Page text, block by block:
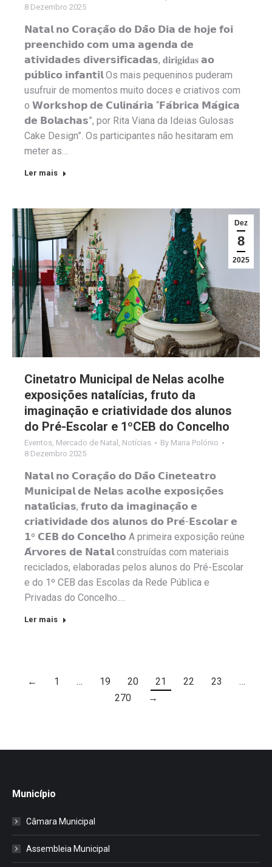
8 Dezembro 2025
𝗡𝗮𝘁𝗮𝗹 𝗻𝗼 𝗖𝗼𝗿𝗮𝗰̧𝗮̃𝗼 𝗱𝗼 𝗗𝗮̃𝗼 𝗗𝗶𝗮 𝗱𝗲 𝗵𝗼𝗷𝗲 𝗳𝗼𝗶
𝗽𝗿𝗲𝗲𝗻𝗰𝗵𝗶𝗱𝗼 𝗰𝗼𝗺 𝘂𝗺𝗮 𝗮𝗴𝗲𝗻𝗱𝗮 𝗱𝗲
𝗮𝘁𝗶𝘃𝗶𝗱𝗮𝗱𝗲𝘀 𝗱𝗶𝘃𝗲𝗿𝘀𝗶𝗳𝗶𝗰𝗮𝗱𝗮𝘀, 𝐝𝐢𝐫𝐢𝐠𝐢𝐝𝐚𝐬 𝗮𝗼
𝗽𝘂́𝗯𝗹𝗶𝗰𝗼 𝗶𝗻𝗳𝗮𝗻𝘁𝗶𝗹 Os mais pequeninos puderam
usufruir de momentos muito doces e criativos com
o 𝗪𝗼𝗿𝗸𝘀𝗵𝗼𝗽 𝗱𝗲 𝗖𝘂𝗹𝗶𝗻𝗮́𝗿𝗶𝗮 “𝗙𝗮́𝗯𝗿𝗶𝗰𝗮 𝗠𝗮́𝗴𝗶𝗰𝗮
𝗱𝗲 𝗕𝗼𝗹𝗮𝗰𝗵𝗮𝘀”, por Rita Viana da Ideias Gulosas
Cake Design”. Os participantes não hesitaram em
meter as…
Ler mais
Dez
8
2025
Cinetatro Municipal de Nelas acolhe
exposições natalícias, fruto da
imaginação e criatividade dos alunos
do Pré-Escolar e 1ºCEB do Concelho
Eventos Mercado de Natal Notícias By Maria Polónio
8 Dezembro 2025
𝗡𝗮𝘁𝗮𝗹 𝗻𝗼 𝗖𝗼𝗿𝗮𝗰̧𝗮̃𝗼 𝗱𝗼 𝗗𝗮̃𝗼 𝗖𝗶𝗻𝗲𝘁𝗲𝗮𝘁𝗿𝗼
𝗠𝘂𝗻𝗶𝗰𝗶𝗽𝗮𝗹 𝗱𝗲 𝗡𝗲𝗹𝗮𝘀 𝗮𝗰𝗼𝗹𝗵𝗲 𝗲𝘅𝗽𝗼𝘀𝗶𝗰̧𝗼̃𝗲𝘀
𝗻𝗮𝘁𝗮𝗹𝗶́𝗰𝗶𝗮𝘀, 𝗳𝗿𝘂𝘁𝗼 𝗱𝗮 𝗶𝗺𝗮𝗴𝗶𝗻𝗮𝗰̧𝗮̃𝗼 𝗲
𝗰𝗿𝗶𝗮𝘁𝗶𝘃𝗶𝗱𝗮𝗱𝗲 𝗱𝗼𝘀 𝗮𝗹𝘂𝗻𝗼𝘀 𝗱𝗼 𝗣𝗿𝗲́-𝗘𝘀𝗰𝗼𝗹𝗮𝗿 𝗲
𝟭º 𝗖𝗘𝗕 𝗱𝗼 𝗖𝗼𝗻𝗰𝗲𝗹𝗵𝗼 A primeira exposição reúne
𝗔́𝗿𝘃𝗼𝗿𝗲𝘀 𝗱𝗲 𝗡𝗮𝘁𝗮𝗹 construídas com materiais
reciclados, elaboradas pelos alunos do Pré-Escolar
e do 1º CEB das Escolas da Rede Pública e
Privadas do Concelho.…
Ler mais
← 1 … 19 20 21 22 23
…
270
→
Município
Câmara Municipal
Assembleia Municipal